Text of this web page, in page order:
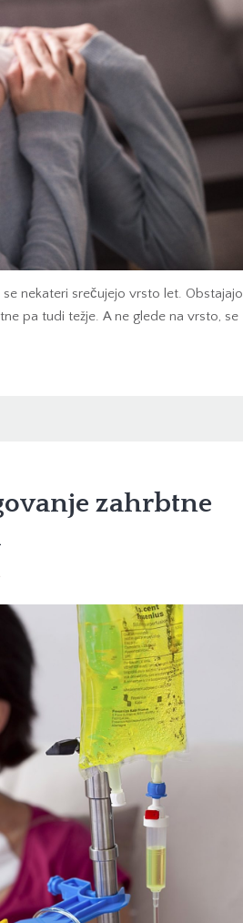
nekateri srečujejo vrsto let. Obstajajo
pa tudi težje. A ne glede na vrsto, se
zahrbtne